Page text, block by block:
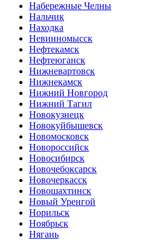
Набережные Челны
Нальчик
Находка
Невинномысск
Нефтекамск
Нефтеюганск
Нижневартовск
Нижнекамск
Нижний Новгород
Нижний Тагил
Новокузнецк
Новокуйбышевск
Новомосковск
Новороссийск
Новосибирск
Новочебоксарск
Новочеркасск
Новошахтинск
Новый Уренгой
Норильск
Ноябрьск
Нягань